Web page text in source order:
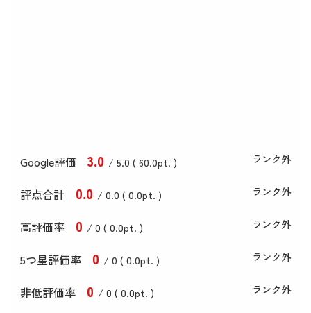
Google評価 3.0 / 5.0 ( 60.0pt. ) ランク外
評点合計 0.0 / 0.0 ( 0.0pt. ) ランク外
高評価率 0 / 0 ( 0.0pt. ) ランク外
5つ星評価率 0 / 0 ( 0.0pt. ) ランク外
非低評価率 0 / 0 ( 0.0pt. ) ランク外